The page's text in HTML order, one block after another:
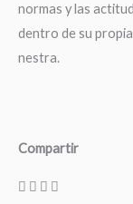
normas y las
dentro de su
nestra.
Compartir